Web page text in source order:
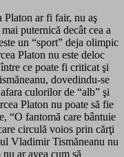
ar fi fair, nu aş
puternică decât cea a
un “sport” deja olimpic
Platon nu este deloc
ce poate fi criticat şi
dovedindu-se
culorilor de “alb” şi
Platon nu poate să fie
“O fantomă care bântuie
circulă voios prin cărţi
Vladimir Tismăneanu nu
ar avea cum să